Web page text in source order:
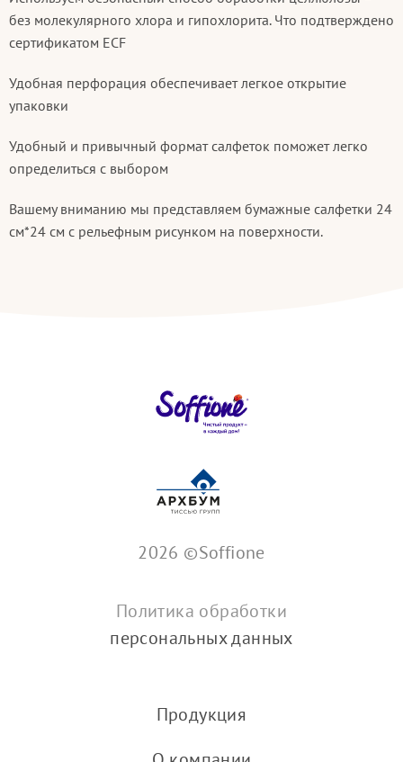
без молекулярного хлора и гипохлорита. Что подтверждено
сертификатом ECF
Удобная перфорация обеспечивает легкое открытие
упаковки
Удобный и привычный формат салфеток поможет легко
определиться с выбором
Вашему вниманию мы представляем бумажные салфетки 24
см*24 см с рельефным рисунком на поверхности.
2026 ©Soffione
Политика обработки
персональных данных
Продукция